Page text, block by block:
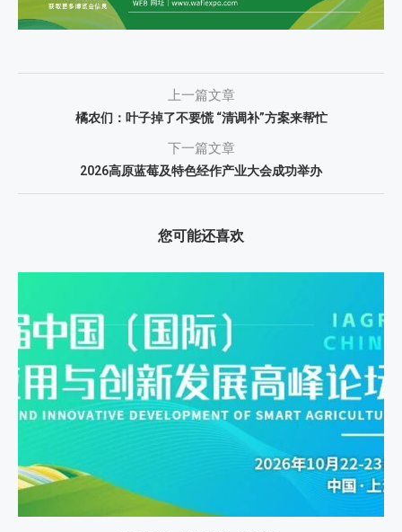
上一篇文章
橘农们：叶子掉了不要慌 “清调补”方案来帮忙
下一篇文章
2026高原蓝莓及特色经作产业大会成功举办
您可能还喜欢